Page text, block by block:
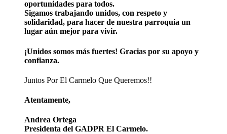
oportunidades para todos.
Sigamos trabajando unidos, con respeto y
solidaridad, para hacer de nuestra parroquia un
lugar aún mejor para vivir.
¡Unidos somos más fuertes! Gracias por su apoyo y
confianza.
Juntos Por El Carmelo Que Queremos!!
Atentamente,
Andrea Ortega
Presidenta del GADPR El Carmelo.